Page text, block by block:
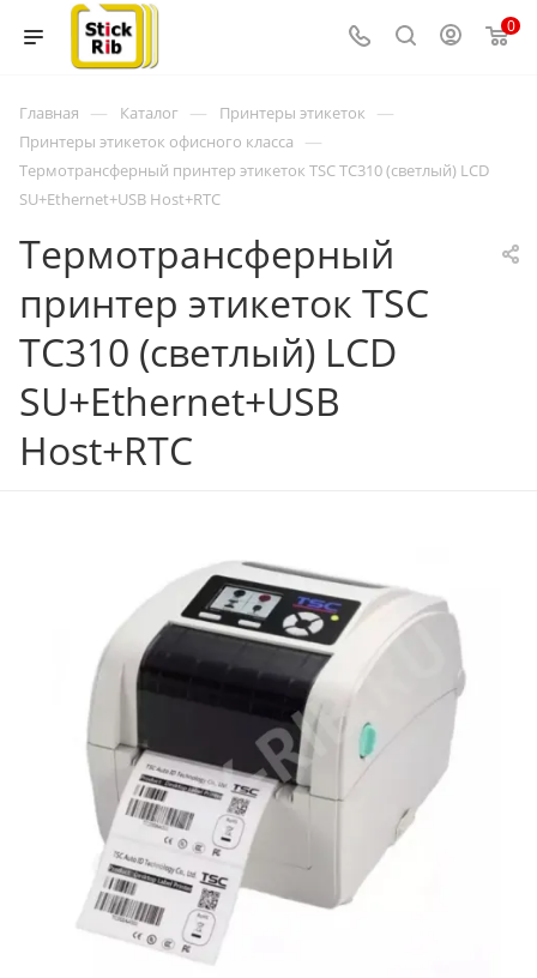
0
Главная — Каталог — Принтеры этикеток —
Принтеры этикеток офисного класса —
Термотрансферный принтер этикеток TSC TC310 (светлый) LCD
SU+Ethernet+USB Host+RTC
Термотрансферный
принтер этикеток TSC
TC310 (светлый) LCD
SU+Ethernet+USB
Host+RTC